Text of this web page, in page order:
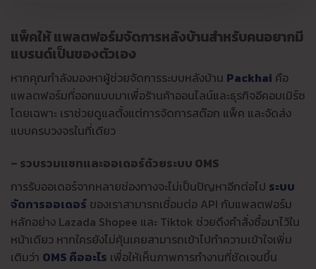
แพ็คให้ แพลตฟอร์มจัดการหลังบ้านสำหรับคนอยากมี
แบรนด์เป็นของตัวเอง
หากคุณกำลังมองหาผู้ช่วยจัดการระบบหลังบ้าน Packhai คือ
แพลตฟอร์มที่ออกแบบมาเพื่อร้านค้าออนไลน์และธุรกิจอีคอมเมิร์ซ
โดยเฉพาะ เราช่วยดูแลตั้งแต่การจัดการสต๊อก แพ็ค และจัดส่ง
แบบครบวงจรในที่เดียว
– รวบรวมแชทและออเดอร์ด้วยระบบ OMS
การรับออเดอร์จากหลายช่องทางจะไม่เป็นปัญหาอีกต่อไป ระบบ
จัดการออเดอร์ ของเราสามารถเชื่อมต่อ API กับแพลตฟอร์ม
หลักอย่าง Lazada Shopee และ Tiktok ช่วยดึงคำสั่งซื้อมาไว้ใน
หน้าเดียว หากใครยังไม่คุ้นเคยสามารถเข้าไปทำความเข้าใจเพิ่ม
เติมว่า OMS คืออะไร เพื่อให้เห็นภาพการทำงานที่ชัดเจนขึ้น